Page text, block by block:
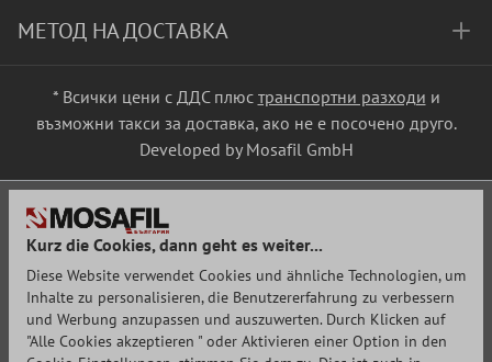
МЕТОД НА ДОСТАВКА
* Всички цени с ДДС плюс транспортни разходи и
възможни такси за доставка, ако не е посочено друго.
Developed by Mosafil GmbH
Kurz die Cookies, dann geht es weiter...
Diese Website verwendet Cookies und ähnliche Technologien, um
Inhalte zu personalisieren, die Benutzererfahrung zu verbessern
und Werbung anzupassen und auszuwerten. Durch Klicken auf
"Alle Cookies akzeptieren " oder Aktivieren einer Option in den